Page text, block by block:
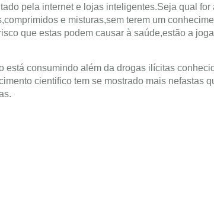
pela internet e lojas inteligentes.Seja qual for
e misturas,sem terem um
que estas podem causar à saúde,estão a
consumindo além da drogas ilícitas
cientifico tem se mostrado mais nefastas